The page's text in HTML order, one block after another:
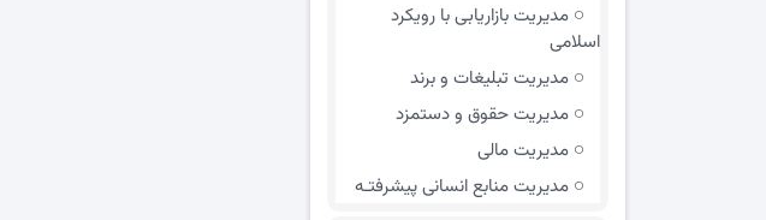
مدیریت بازاریابی با رویکرد
اسلامی
مدیریت تبلیغات و برند
مدیریت حقوق و دستمزد
مدیریت مالی
مدیریت منابع انسانی پیشرفتـه